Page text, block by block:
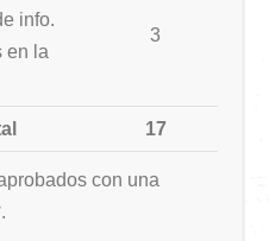
info.
en la
3
17
con una
.